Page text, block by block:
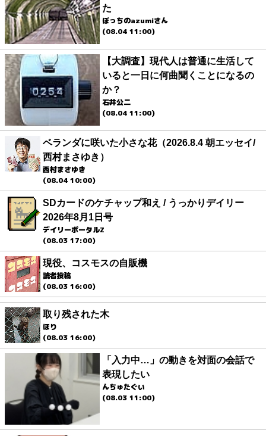
た
ぼっちのazumiさん
(08.04 11:00)
【大調査】現代人は普通に生活して
いると一日に何曲聞くことになるの
か？
石井公二
(08.04 11:00)
ベランダに咲いた小さな花（2026.8.4 朝エッセイ/
西村まさゆき）
西村まさゆき
(08.04 10:00)
SDカードのケチャップ和え / うっかりデイリー
2026年8月1日号
デイリーポータルZ
(08.03 17:00)
現役、コスモスの自販機
読者投稿
(08.03 16:00)
取り残された木
ほり
(08.03 16:00)
「入力中…」の動きを対面の会話で
表現したい
んちゅたぐい
(08.03 11:00)